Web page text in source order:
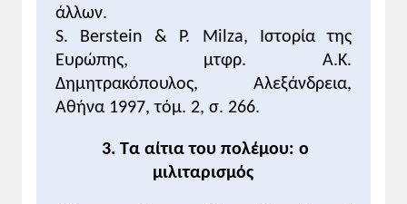
αναμένοντας την πρωτοβουλία του
αντιπάλου.
Επισημάνσεις για την αντιμετώπιση των
ασκήσεων - δραστηριοτήτων
1. Βλέπε παραπάνω, σχόλια για την
ΙΙ. ΠΡΟΣΘΕΤΟ ΥΠΟΣΤΗΡΙΚΤΙΚΟ ΥΛΙΚΟ
άλλων.
S. Berstein & P. Milza, Ιστορία της
Ευρώπης, μτφρ. Α.Κ.
Δημητρακόπουλος, Αλεξάνδρεια,
Αθήνα 1997, τόμ. 2, σ. 266.
3. Τα αίτια του πολέμου: ο
μιλιταρισμός